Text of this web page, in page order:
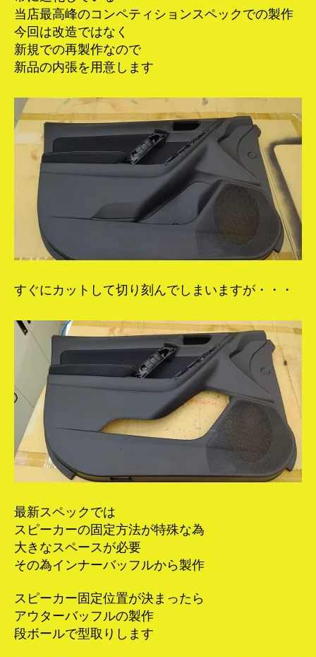
当店最高峰のコンペティションスペックでの製作
今回は改造ではなく
新規での再製作なので
新品の内張を用意します
すぐにカットして切り刻んでしまいますが・・・
最新スペックでは
スピーカーの固定方法が特殊な為
大きなスペースが必要
その為インナーバッフルから製作
スピーカー固定位置が決まったら
アウターバッフルの製作
段ボールで型取りします